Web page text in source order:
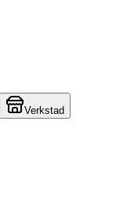
Verkstad